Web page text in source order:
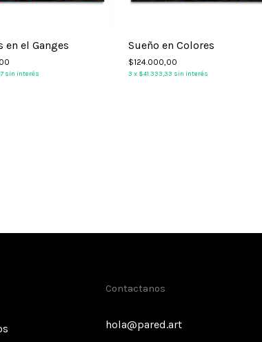
en el Ganges
sin interés
Sueño en Colores
$124.000,00
3 x $41.333,33 sin interés
Contactanos
hola@pared.art